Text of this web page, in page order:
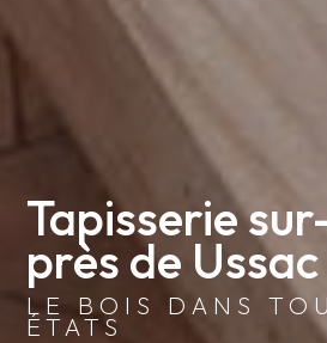
Tapisserie
près de Ussac
LE BOIS DANS
ÉTATS